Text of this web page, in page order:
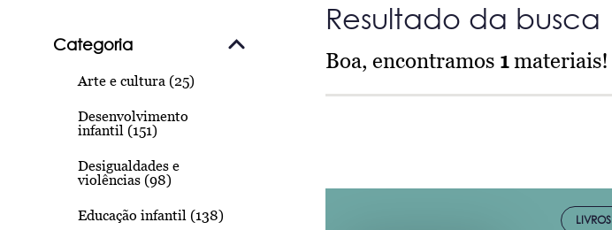
Categoria
Arte e cultura (25)
Desenvolvimento
infantil (151)
Desigualdades e
violências (98)
Educação infantil (138)
Resultado da busca
Boa, encontramos 1materiais!
LIVROS